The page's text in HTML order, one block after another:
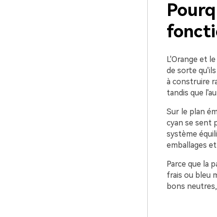
L'Orange et
de sorte
à construire
tandis que
Sur le plan
cyan se sent
système
emballages
Parce que la
frais ou bleu
bons